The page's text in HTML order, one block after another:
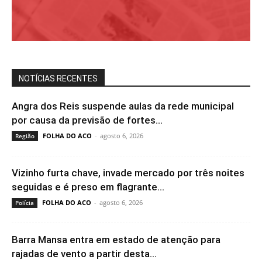
NOTÍCIAS RECENTES
Angra dos Reis suspende aulas da rede municipal
por causa da previsão de fortes...
Região FOLHA DO ACO - agosto 6, 2026
Vizinho furta chave, invade mercado por três noites
seguidas e é preso em flagrante...
Polícia FOLHA DO ACO - agosto 6, 2026
Barra Mansa entra em estado de atenção para
rajadas de vento a partir desta...